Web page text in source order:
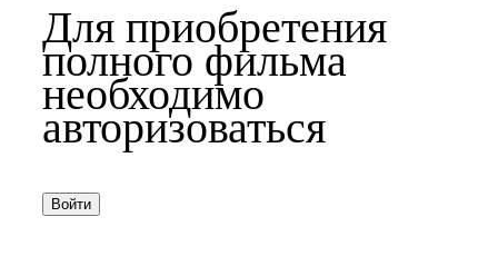
Для приобретения
полного фильма
необходимо
авторизоваться
Войти